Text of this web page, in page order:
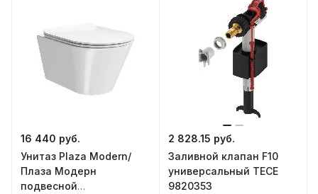
16 440 руб.
Унитаз Plaza Modern/
Плаза Модерн
подвесной
2 828.15 руб.
Заливной клапан F10
универсальный TECE
9820353